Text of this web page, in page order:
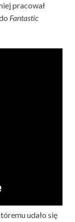
pracował
Fantastic
udało się